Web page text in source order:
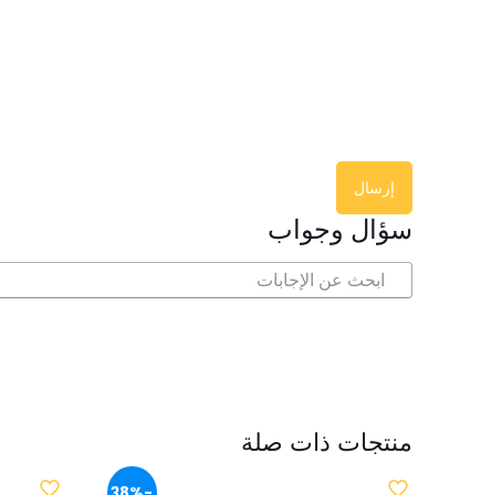
سؤال وجواب
منتجات ذات صلة